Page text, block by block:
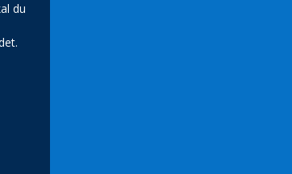
du